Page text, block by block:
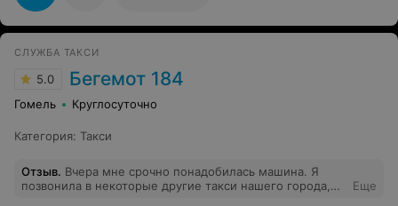
СЛУЖБА ТАКСИ
5.0 Бегемот 184
Гомель Круглосуточно
Категория: Такси
Отзыв. Вчера мне срочно понадобилась машина. Я
позвонила в некоторые другие такси нашего города,
Еще